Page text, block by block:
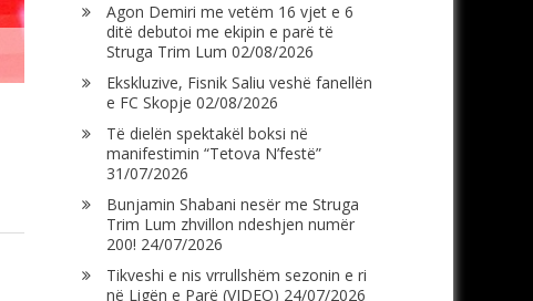
Agon Demiri me vetëm 16 vjet e 6
ditë debutoi me ekipin e parë të
Struga Trim Lum 02/08/2026
Ekskluzive, Fisnik Saliu veshë fanellën
e FC Skopje 02/08/2026
Të dielën spektakël boksi në
manifestimin “Tetova N’festë”
31/07/2026
Bunjamin Shabani nesër me Struga
Trim Lum zhvillon ndeshjen numër
200! 24/07/2026
Tikveshi e nis vrrullshëm sezonin e ri
në Ligën e Parë (VIDEO) 24/07/2026